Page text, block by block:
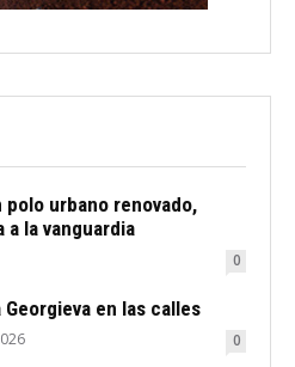
polo urbano renovado,
a la vanguardia
0
en las calles
0